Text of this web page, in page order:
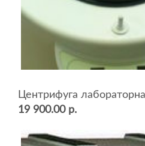
19 900.00 р.